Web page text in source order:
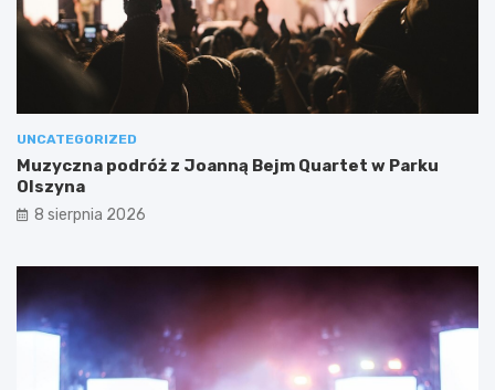
UNCATEGORIZED
Muzyczna podróż z Joanną Bejm Quartet w Parku
Olszyna
8 sierpnia 2026